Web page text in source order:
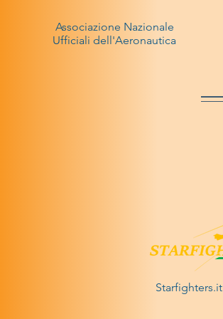
Associazione Nazionale
Ufficiali dell'Aeronautica
Starfighters.it